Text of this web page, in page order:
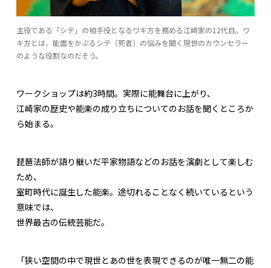
主役である「シテ」の相手役となるワキ方を務める江崎家の12代目。ワ
キ方とは、能面をかぶるシテ（死者）の悩みを聞く現世のカウンセラー
のような役割なのだそう。
ワークショップは約3時間。実際に能舞台に上がり、
江崎家の歴史や能楽の成り立ちについてのお話を聞くところか
ら始まる。
琵琶法師が語り継いだ平家物語などのお話を演劇として楽しむ
ため、
室町時代に誕生した能楽。途切れることなく続いているという
意味では、
世界最古の伝統芸能だ。
「狭い空間の中で現世とあの世を表現できるのが唯一無二の能